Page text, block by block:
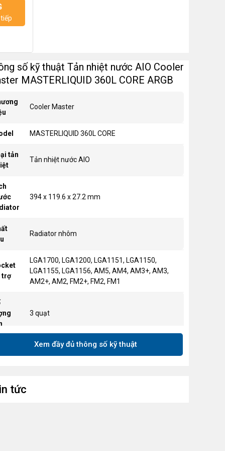
số kỹ thuật Tản nhiệt nước AIO Cooler
MASTERLIQUID 360L CORE ARGB
Cooler Master
MASTERLIQUID 360L CORE
tản
Tản nhiệt nước AIO
394 x 119.6 x 27.2 mm
Radiator nhôm
trợ
LGA1700, LGA1200, LGA1151, LGA1150,
LGA1155, LGA1156, AM5, AM4, AM3+, AM3,
AM2+, AM2, FM2+, FM2, FM1
3 quạt
360mm
đèn
Xem đầy đủ thông số kỹ thuật
tức